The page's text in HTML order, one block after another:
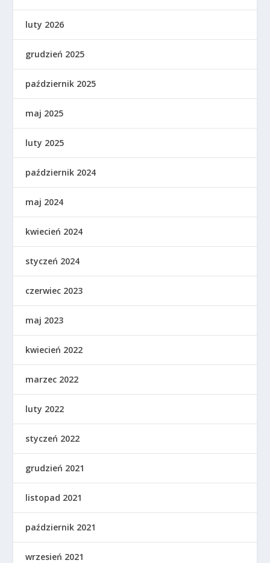
luty 2026
grudzień 2025
październik 2025
maj 2025
luty 2025
październik 2024
maj 2024
kwiecień 2024
styczeń 2024
czerwiec 2023
maj 2023
kwiecień 2022
marzec 2022
luty 2022
styczeń 2022
grudzień 2021
listopad 2021
październik 2021
wrzesień 2021